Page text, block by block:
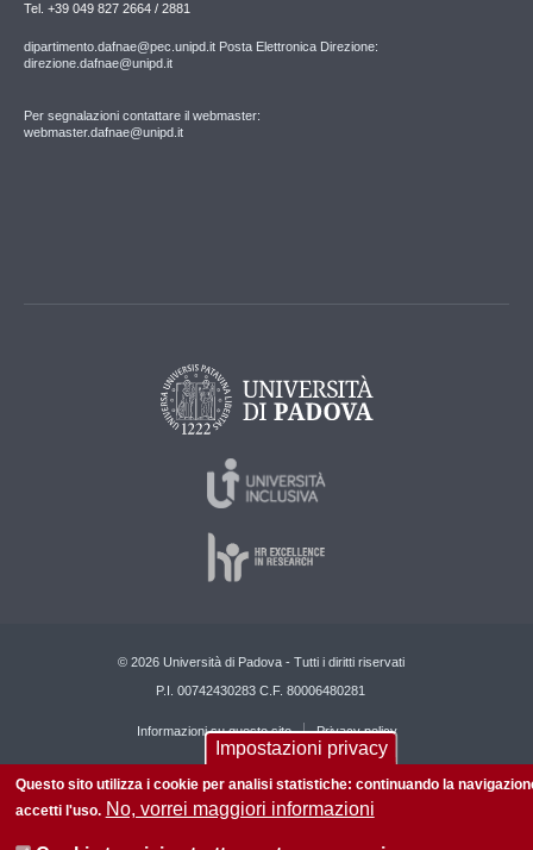
Tel. +39 049 827 2664 / 2881
dipartimento.dafnae@pec.unipd.it Posta Elettronica Direzione:
direzione.dafnae@unipd.it
Per segnalazioni contattare il webmaster:
webmaster.dafnae@unipd.it
© 2026 Università di Padova - Tutti i diritti riservati
P.I. 00742430283 C.F. 80006480281
Informazioni su questo sito Privacy policy
Impostazioni privacy
Questo sito utilizza i cookie per analisi statistiche: continuando la
accetti l'uso. No, vorrei maggiori informazioni